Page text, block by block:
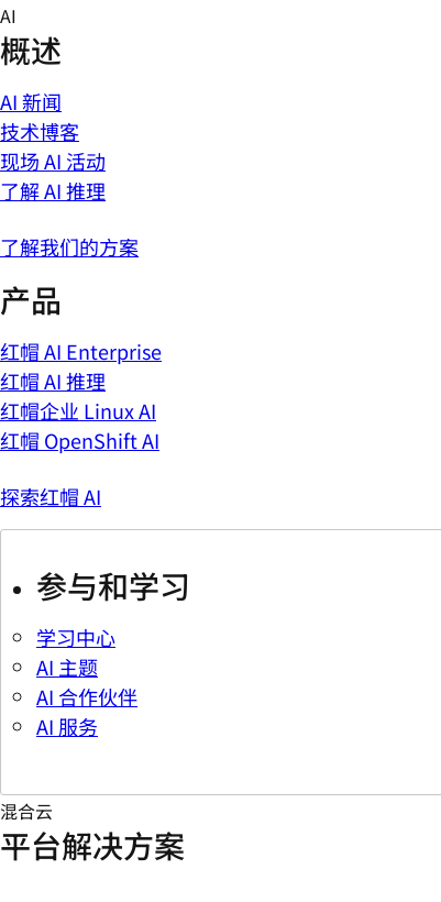
Skip
to
content
AI
概述
AI 新闻
技术博客
现场 AI 活动
了解 AI 推理
了解我们的方案
产品
红帽 AI Enterprise
红帽 AI 推理
红帽企业 Linux AI
红帽 OpenShift AI
探索红帽 AI
参与和学习
学习中心
AI 主题
AI 合作伙伴
AI 服务
混合云
平台解决方案